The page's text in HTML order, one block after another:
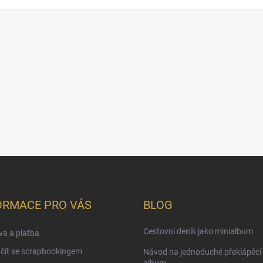
PRO VÁS
a platba
se scrapbookingem
BLOG
Cestovní deník jako minialbum
Návod na jednoduché překlápěcí